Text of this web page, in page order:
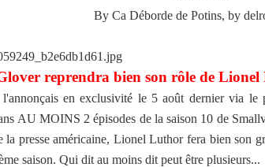
By Ca Déborde de Potins, by
reprendra bien son rôle de Lionel
l'annonçais en exclusivité le 5 août dernier via
AU MOINS 2 épisodes de la saison 10 de
la presse américaine, Lionel Luthor fera bien son
saison. Qui dit au moins dit peut être plusieurs...